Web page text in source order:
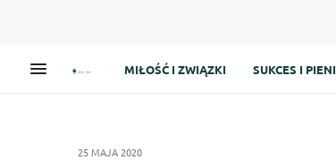
MIŁOŚĆ I ZWIĄZKI SUKCES I
25 MAJA 2020